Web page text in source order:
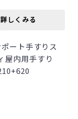
詳しくみる
詳しくみる